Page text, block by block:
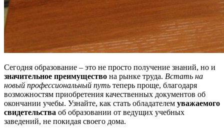
Сегодня образование – это не просто получение знаний, но и
значительное преимущество на рынке труда. Встать на
новый профессиональный путь теперь проще, благодаря
возможностям приобретения качественных документов об
окончании учебы. Узнайте, как стать обладателем уважаемого
свидетельства об образовании от ведущих учебных
заведений, не покидая своего дома.